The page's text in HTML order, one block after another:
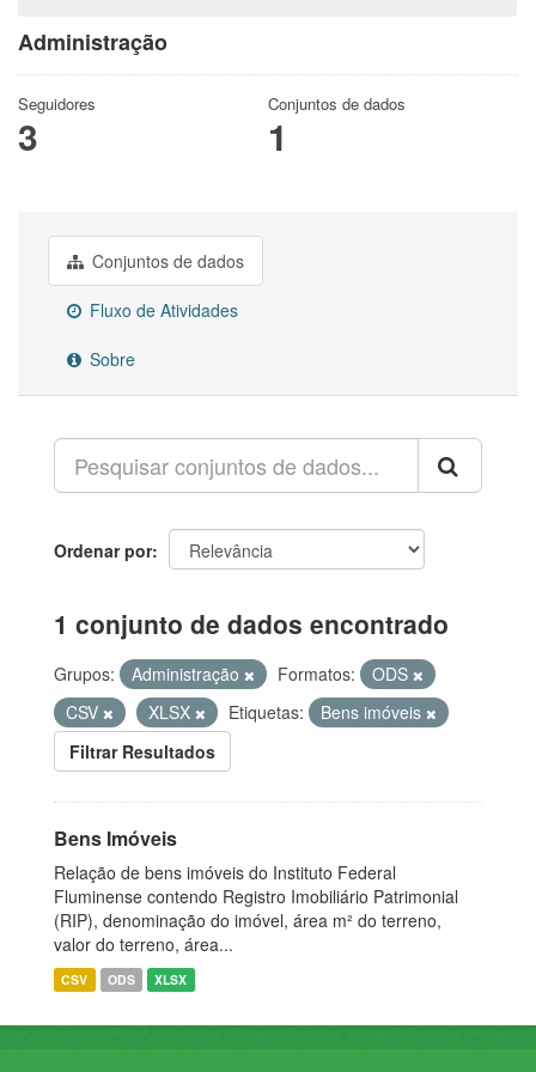
Administração
Seguidores
3
Conjuntos de dados
1
Conjuntos de dados
Fluxo de Atividades
Sobre
Ordenar por
1 conjunto de dados encontrado
Grupos: Administração Formatos:
ODS
CSV
XLSX Etiquetas:
Bens imóveis
Filtrar Resultados
Bens Imóveis
Relação de bens imóveis do Instituto Federal
Fluminense contendo Registro Imobiliário Patrimonial
(RIP), denominação do imóvel, área m² do terreno,
valor do terreno, área...
CSV ODS XLSX